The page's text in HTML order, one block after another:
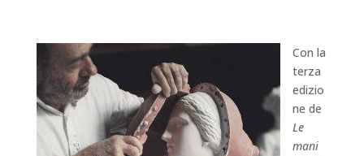
Con la
terza
edizio
ne de
Le
mani